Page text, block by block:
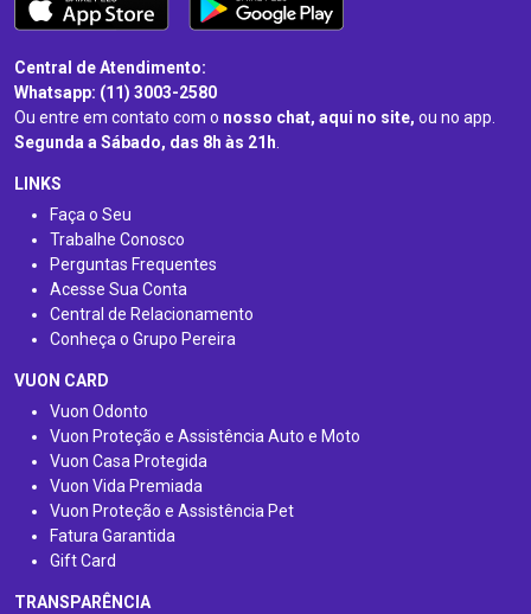
Central de Atendimento:
Whatsapp: (11) 3003-2580
Ou entre em contato com o nosso chat, aqui no site, ou no app.
Segunda a Sábado, das 8h às 21h.
LINKS
Faça o Seu
Trabalhe Conosco
Perguntas Frequentes
Acesse Sua Conta
Central de Relacionamento
Conheça o Grupo Pereira
VUON CARD
Vuon Odonto
Vuon Proteção e Assistência Auto e Moto
Vuon Casa Protegida
Vuon Vida Premiada
Vuon Proteção e Assistência Pet
Fatura Garantida
Gift Card
TRANSPARÊNCIA